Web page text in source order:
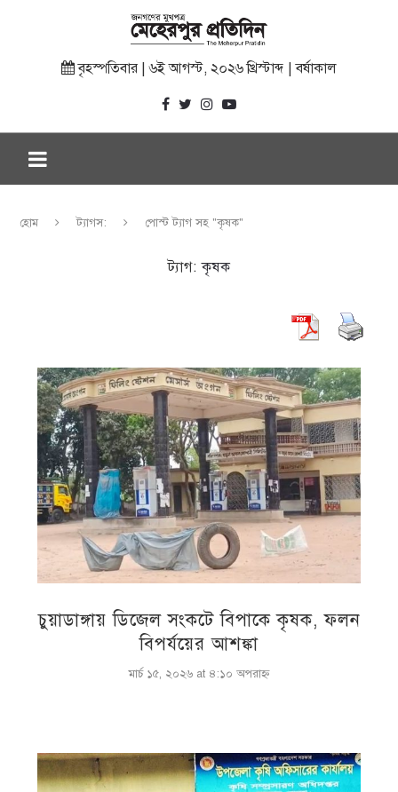
বৃহস্পতিবার | ৬ই আগস্ট, ২০২৬ খ্রিস্টাব্দ | বর্ষাকাল
হোম ট্যাগস: পোস্ট ট্যাগ সহ "কৃষক"
ট্যাগ:কৃষক
চুয়াডাঙ্গায় ডিজেল সংকটে বিপাকে কৃষক, ফলন
বিপর্যয়ের আশঙ্কা
মার্চ ১৫, ২০২৬ at ৪:১০ অপরাহ্ণ